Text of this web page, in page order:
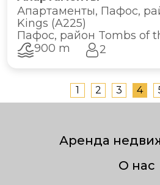
Апартаменты, Пафос,
Kings (A225)
Пафос, район Tombs of
900 m
2
1 2 3 4
Аренда
О нас